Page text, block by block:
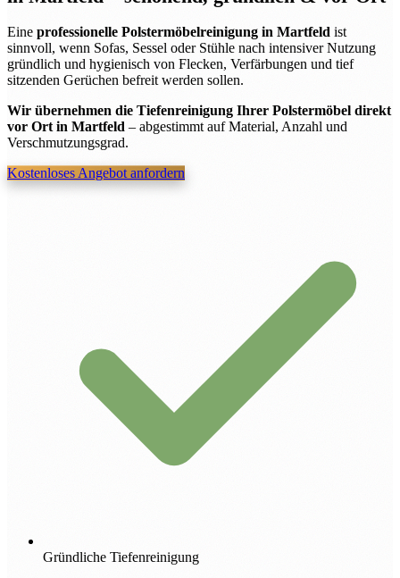
Eine professionelle Polstermöbelreinigung in Martfeld ist
sinnvoll, wenn Sofas, Sessel oder Stühle nach intensiver Nutzung
gründlich und hygienisch von Flecken, Verfärbungen und tief
sitzenden Gerüchen befreit werden sollen.
Wir übernehmen die Tiefenreinigung Ihrer Polstermöbel direkt
vor Ort in Martfeld – abgestimmt auf Material, Anzahl und
Verschmutzungsgrad.
Kostenloses Angebot anfordern
Gründliche Tiefenreinigung